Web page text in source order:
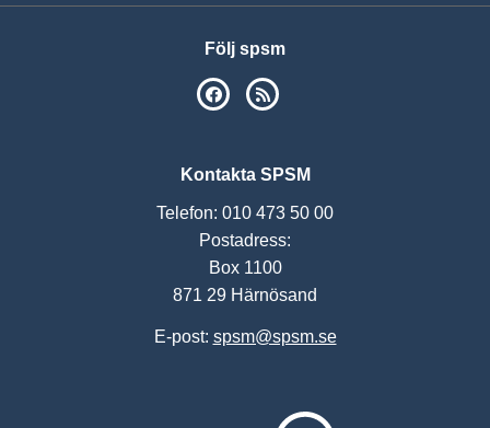
Följ spsm
SPSM på Facebook
Kontakta SPSM
Telefon: 010 473 50 00
Postadress:
Box 1100
871 29 Härnösand
E-post: spsm@spsm.se